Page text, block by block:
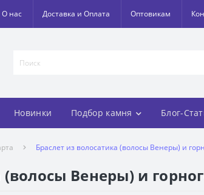
О нас Доставка и Оплата Оптовикам
Новинки Подбор камня Блог-
Браслет из волосатика (волосы Венеры) и
Венеры) и